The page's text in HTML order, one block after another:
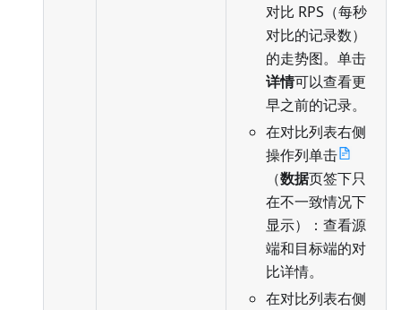
对比 RPS（每秒
对比的记录数）
的走势图。单击
详情可以查看更
早之前的记录。
在对比列表右侧
操作列单击
（数据页签下只
在不一致情况下
显示）：查看源
端和目标端的对
比详情。
在对比列表右侧